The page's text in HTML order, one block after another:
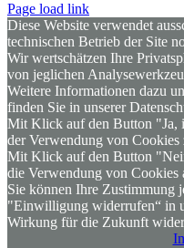
Page load link
Diese Website verwendet
technischen Betrieb der Site
Wir wertschätzen Ihre
von jeglichen
Weitere Informationen dazu
finden Sie in unserer
Mit Klick auf den Button "Ja,
der Verwendung von Cookies
Mit Klick auf den Button
die Verwendung von Cookies
Sie können Ihre Zustimmung
"Einwilligung widerrufen“ in
Wirkung für die Zukunft